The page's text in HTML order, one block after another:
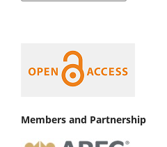
Members and Partnership